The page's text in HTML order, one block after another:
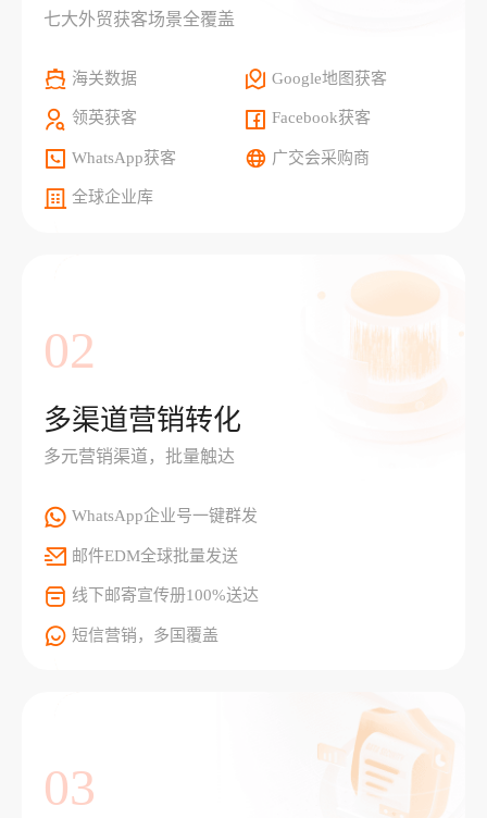
七大外贸获客场景全覆盖
海关数据 Google地图获客
领英获客 Facebook获客
WhatsApp获客 广交会采购商
全球企业库
02
多渠道营销转化
多元营销渠道，批量触达
WhatsApp企业号一键群发
邮件EDM全球批量发送
线下邮寄宣传册100%送达
短信营销，多国覆盖
03